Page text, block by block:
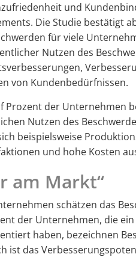
und
Die Studie bestätigt
für viele
Nutzen des
von Kundenbedürfnissen.
Prozent der Unternehmen
Nutzen des
beispielsweise
und hohe Kosten
am Markt“
schätzen das
der Unternehmen, die
haben, bezeichnen
ist das